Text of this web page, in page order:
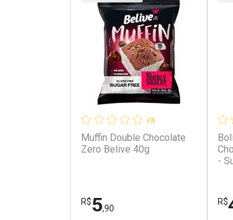
(0)
Muffin Double Chocolate
Zero Belive 40g
R$5,90
-
R$